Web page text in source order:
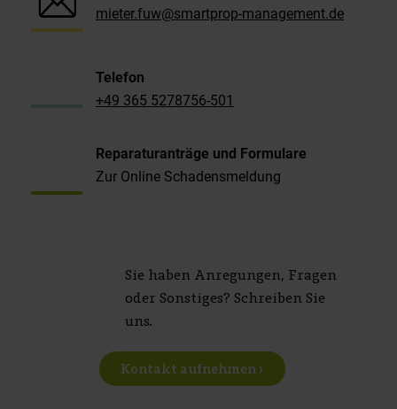
mieter.fuw@smartprop-management.de
Telefon
+49 365 5278756-501
Reparaturanträge und Formulare
Zur Online Schadensmeldung
Sie haben Anregungen, Fragen
oder Sonstiges? Schreiben Sie
uns.
Kontakt aufnehmen ›